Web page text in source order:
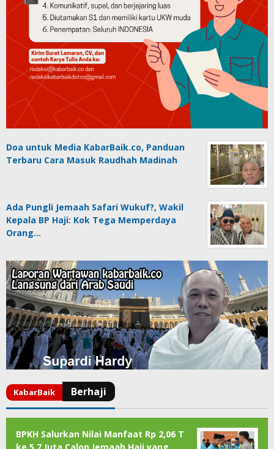
Doa untuk Media KabarBaik.co, Panduan
Terbaru Cara Masuk Raudhah Madinah
Ada Pungli Jemaah Safari Wukuf?, Wakil
Kepala BP Haji: Kok Tega Memperdaya
Orang…
BPKH Salurkan Nilai Manfaat Rp 2,06 T